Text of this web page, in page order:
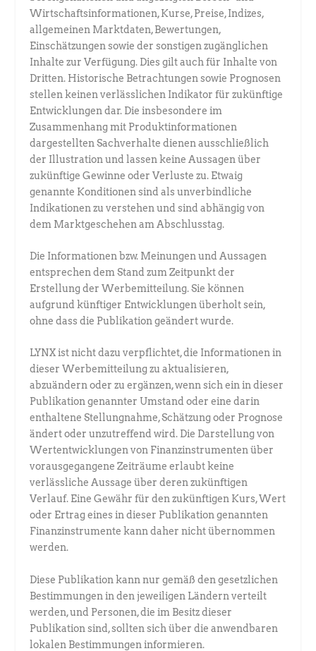
Wirtschaftsinformationen, Kurse, Preise, Indizes,
allgemeinen Marktdaten, Bewertungen,
Einschätzungen sowie der sonstigen zugänglichen
Inhalte zur Verfügung. Dies gilt auch für Inhalte von
Dritten. Historische Betrachtungen sowie Prognosen
stellen keinen verlässlichen Indikator für zukünftige
Entwicklungen dar. Die insbesondere im
Zusammenhang mit Produktinformationen
dargestellten Sachverhalte dienen ausschließlich
der Illustration und lassen keine Aussagen über
zukünftige Gewinne oder Verluste zu. Etwaig
genannte Konditionen sind als unverbindliche
Indikationen zu verstehen und sind abhängig von
dem Marktgeschehen am Abschlusstag.
Die Informationen bzw. Meinungen und Aussagen
entsprechen dem Stand zum Zeitpunkt der
Erstellung der Werbemitteilung. Sie können
aufgrund künftiger Entwicklungen überholt sein,
ohne dass die Publikation geändert wurde.
LYNX ist nicht dazu verpflichtet, die Informationen in
dieser Werbemitteilung zu aktualisieren,
abzuändern oder zu ergänzen, wenn sich ein in dieser
Publikation genannter Umstand oder eine darin
enthaltene Stellungnahme, Schätzung oder Prognose
ändert oder unzutreffend wird. Die Darstellung von
Wertentwicklungen von Finanzinstrumenten über
vorausgegangene Zeiträume erlaubt keine
verlässliche Aussage über deren zukünftigen
Verlauf. Eine Gewähr für den zukünftigen Kurs, Wert
oder Ertrag eines in dieser Publikation genannten
Finanzinstrumente kann daher nicht übernommen
werden.
Diese Publikation kann nur gemäß den gesetzlichen
Bestimmungen in den jeweiligen Ländern verteilt
werden, und Personen, die im Besitz dieser
Publikation sind, sollten sich über die anwendbaren
lokalen Bestimmungen informieren.